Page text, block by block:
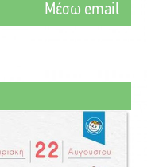
Mέσω email